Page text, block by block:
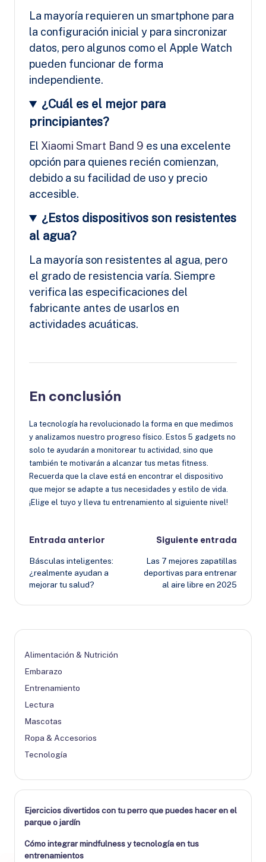
La mayoría requieren un smartphone para
la configuración inicial y para sincronizar
datos, pero algunos como el Apple Watch
pueden funcionar de forma
independiente.
¿Cuál es el mejor para
principiantes?
El Xiaomi Smart Band 9 es una excelente
opción para quienes recién comienzan,
debido a su facilidad de uso y precio
accesible.
¿Estos dispositivos son resistentes
al agua?
La mayoría son resistentes al agua, pero
el grado de resistencia varía. Siempre
verifica las especificaciones del
fabricante antes de usarlos en
actividades acuáticas.
En conclusión
La tecnología ha revolucionado la forma en que medimos
y analizamos nuestro progreso físico. Estos 5 gadgets no
solo te ayudarán a monitorear tu actividad, sino que
también te motivarán a alcanzar tus metas fitness.
Recuerda que la clave está en encontrar el dispositivo
que mejor se adapte a tus necesidades y estilo de vida.
¡Elige el tuyo y lleva tu entrenamiento al siguiente nivel!
Navegación
de
entradas
Entrada anterior
Básculas inteligentes:
¿realmente ayudan a
mejorar tu salud?
Siguiente entrada
Las 7 mejores zapatillas
deportivas para entrenar
al aire libre en 2025
Alimentación & Nutrición
Embarazo
Entrenamiento
Lectura
Mascotas
Ropa & Accesorios
Tecnología
Ejercicios divertidos con tu perro que puedes hacer en el
parque o jardín
Cómo integrar mindfulness y tecnología en tus
entrenamientos